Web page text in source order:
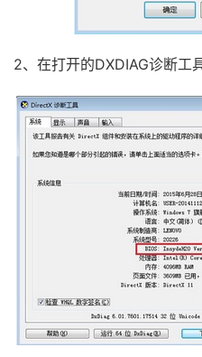
2、在打开的DXDIAG诊断工